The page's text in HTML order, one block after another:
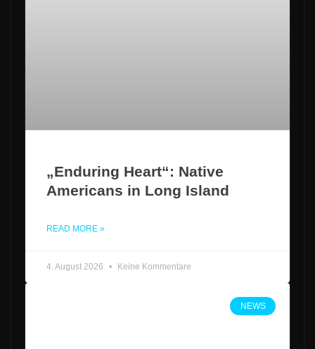
„Enduring Heart“: Native
Americans in Long Island
READ MORE »
4. August 2026 Keine Kommentare
NEWS